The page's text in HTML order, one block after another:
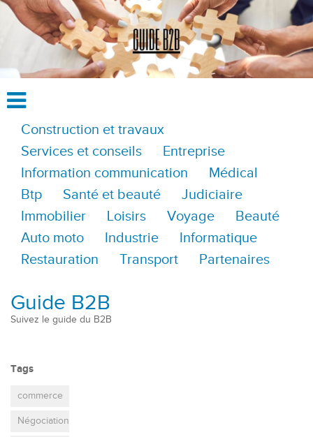
Construction et travaux
Services et conseils
Entreprise
Information communication
Médical
Btp
Santé et beauté
Judiciaire
Immobilier
Loisirs Voyage
Beauté
Auto moto
Industrie
Informatique
Restauration
Transport Partenaires
Guide B2B
Suivez le guide du B2B
Tags
commerce
Négociation